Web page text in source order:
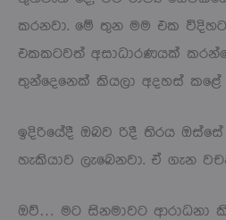
කරනවා. මේ තුන මම එක
එකකටවත් අසාධාරණයක්
තුන්දෙනෙක් කියලා අදහස් කළේ
ඉදිරියේදී ඔබව රිදී තිරය
හැකියාව ලැබෙනවා. ඒ ගැන
ඔව්… මට සිනමාවට ආරාධනා